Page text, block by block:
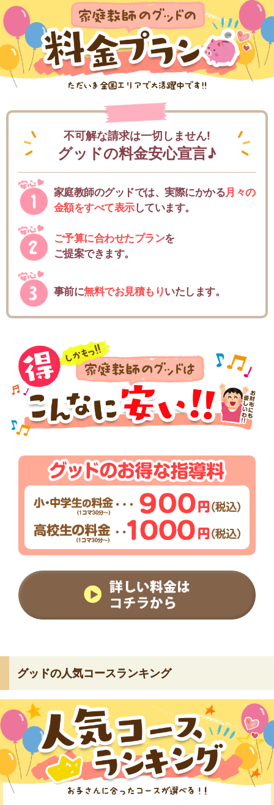
不可解な請求は一切しません!
グッドの料金安心宣言♪
家庭教師のグッドでは、実際にかかる月々の
金額をすべて表示しています。
ご予算に合わせたプランを
ご提案できます。
事前に無料でお見積もりいたします。
グッドの人気コースランキング